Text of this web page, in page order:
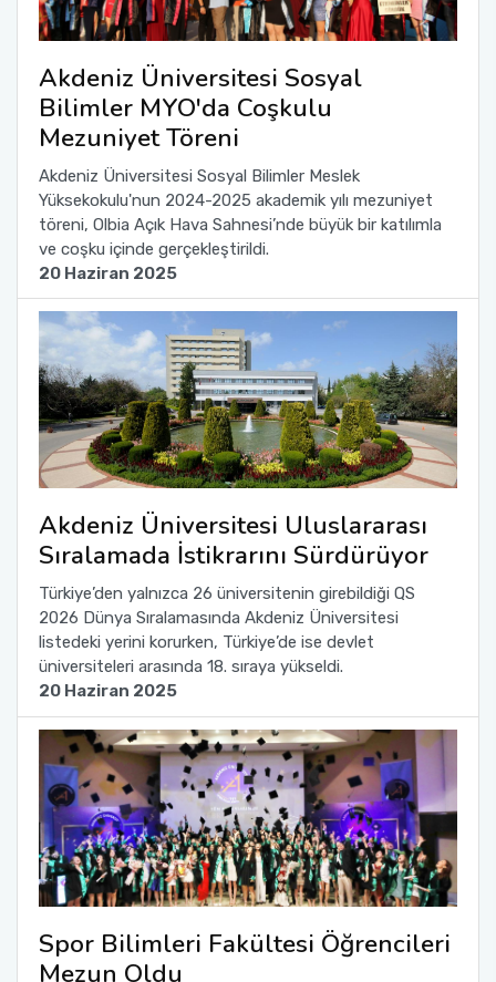
Akdeniz Üniversitesi Sosyal
Bilimler MYO'da Coşkulu
Mezuniyet Töreni
Akdeniz Üniversitesi Sosyal Bilimler Meslek
Yüksekokulu'nun 2024-2025 akademik yılı mezuniyet
töreni, Olbia Açık Hava Sahnesi’nde büyük bir katılımla
ve coşku içinde gerçekleştirildi.
20 Haziran 2025
Akdeniz Üniversitesi Uluslararası
Sıralamada İstikrarını Sürdürüyor
Türkiye’den yalnızca 26 üniversitenin girebildiği QS
2026 Dünya Sıralamasında Akdeniz Üniversitesi
listedeki yerini korurken, Türkiye’de ise devlet
üniversiteleri arasında 18. sıraya yükseldi.
20 Haziran 2025
Spor Bilimleri Fakültesi Öğrencileri
Mezun Oldu